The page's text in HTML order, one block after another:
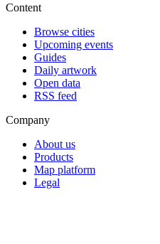
Content
Browse cities
Upcoming events
Guides
Daily artwork
Open data
RSS feed
Company
About us
Products
Map platform
Legal